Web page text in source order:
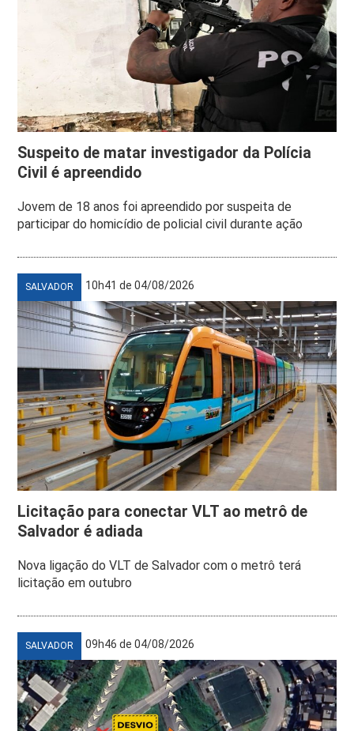
Suspeito de matar investigador da Polícia
Civil é apreendido
Jovem de 18 anos foi apreendido por suspeita de
participar do homicídio de policial civil durante ação
SALVADOR 10h41 de 04/08/2026
Licitação para conectar VLT ao metrô de
Salvador é adiada
Nova ligação do VLT de Salvador com o metrô terá
licitação em outubro
SALVADOR 09h46 de 04/08/2026